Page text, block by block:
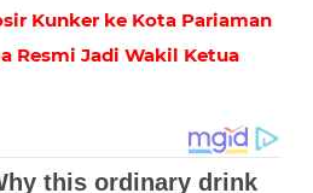
Kunker ke Kota Pariaman
Resmi Jadi Wakil Ketua